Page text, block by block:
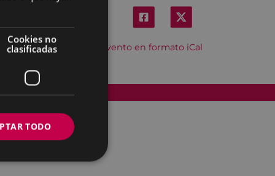
Descargar el evento en formato iCal
Accesibilidad
Cookies no
clasificadas
TODO